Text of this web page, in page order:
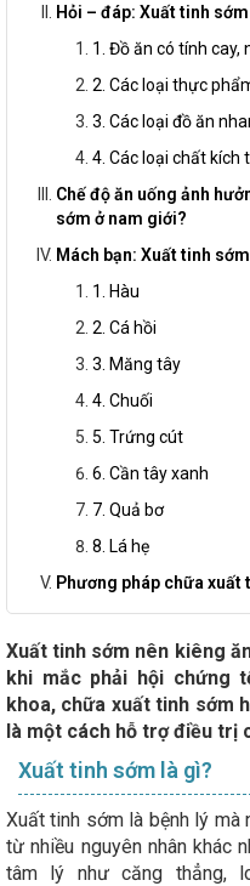
Hỏi – đáp: Xuất tinh
1. Đồ ăn có tính cay,
2. Các loại thực
3. Các loại đồ ăn
4. Các loại chất kích
Chế độ ăn uống ảnh
sớm ở nam giới?
Mách bạn: Xuất tinh
1. Hàu
2. Cá hồi
3. Măng tây
4. Chuối
5. Trứng cút
6. Cần tây xanh
7. Quả bơ
8. Lá hẹ
Phương pháp chữa xuất
Xuất tinh sớm nên kiêng
khi mắc phải hội chứng
khoa, chữa xuất tinh sớm
là một cách hỗ trợ điều trị
Xuất tinh sớm là gì?
Xuất tinh sớm là bệnh lý mà
từ nhiều nguyên nhân khác
tâm lý như căng thẳng,